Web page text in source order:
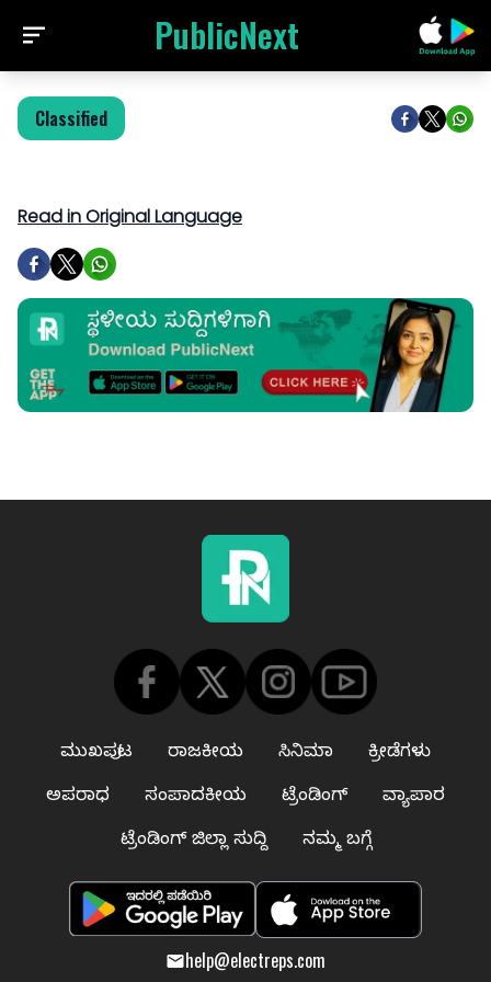
PublicNext
Classified
Read in Original Language
ಮುಖಪುಟ ರಾಜಕೀಯ ಸಿನಿಮಾ
ಕ್ರೀಡೆಗಳು
ಅಪರಾಧ
ಸಂಪಾದಕೀಯ ಟ್ರೆಂಡಿಂಗ್
ವ್ಯಾಪಾರ
ಟ್ರೆಂಡಿಂಗ್ ಜಿಲ್ಲಾ ಸುದ್ದಿ
ನಮ್ಮ ಬಗ್ಗೆ
help@electreps.com